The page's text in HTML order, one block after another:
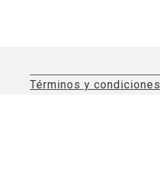
Términos y condiciones